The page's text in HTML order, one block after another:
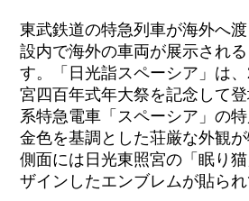
東武鉄道の特急列車が海外へ
設内で海外の車両が展示され
す。「日光詣スペーシア」は、
宮四百年式年大祭を記念して
系特急電車「スペーシア」の特
金色を基調とした荘厳な外観
側面には日光東照宮の「眠り
ザインしたエンブレムが貼られ